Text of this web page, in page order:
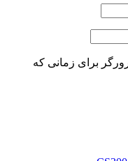
برای زمانی که